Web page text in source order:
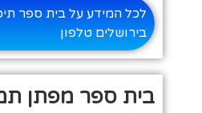
לכל המידע על בית ספר
בירושלים טלפון
בית ספר מפתן